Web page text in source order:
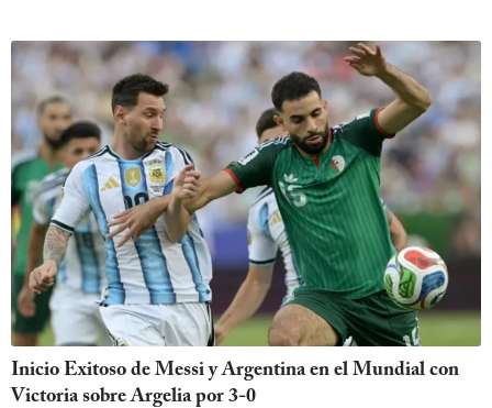
Inicio Exitoso de Messi y Argentina en el Mundial con
Victoria sobre Argelia por 3-0